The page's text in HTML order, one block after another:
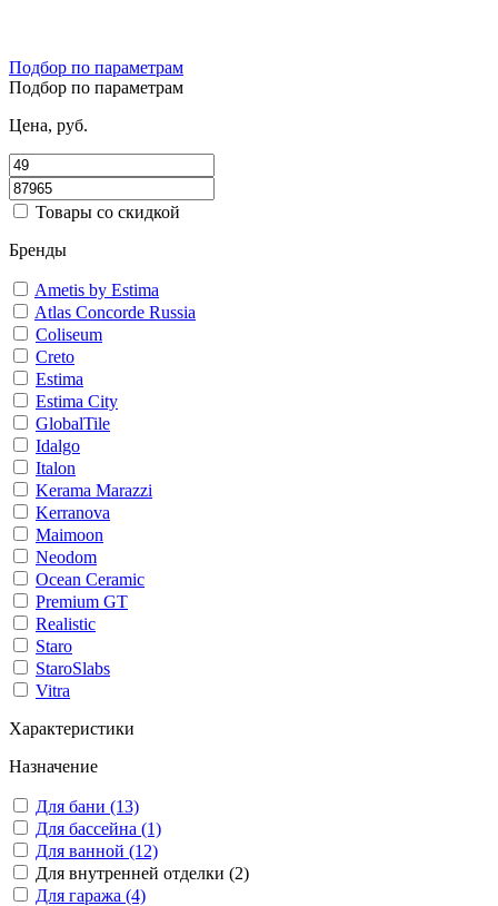
Подбор по параметрам
Подбор по параметрам
Цена, руб.
Товары со скидкой
Бренды
Ametis by Estima
Atlas Concorde Russia
Coliseum
Creto
Estima
Estima City
GlobalTile
Idalgo
Italon
Kerama Marazzi
Kerranova
Maimoon
Neodom
Ocean Ceramic
Premium GT
Realistic
Staro
StaroSlabs
Vitra
Характеристики
Назначение
Для бани (13)
Для бассейна (1)
Для ванной (12)
Для внутренней отделки (2)
Для гаража (4)